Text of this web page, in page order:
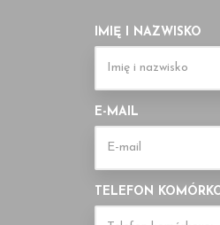
IMIĘ I NAZWISKO
E-MAIL
TELEFON